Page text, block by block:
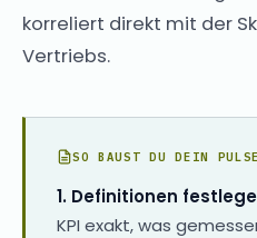
korreliert direkt mit der
Vertriebs.
SO BAUST DU DEIN
1. Definitionen
KPI exakt, was